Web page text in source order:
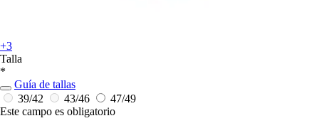
+3
Talla
*
Guía de tallas
39/42
43/46
47/49
Este campo es obligatorio